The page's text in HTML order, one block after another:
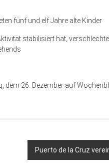
fünf und elf Jahre alte Kinder
stabilisiert hat,
dem 26. Dezember auf
Puerto de la Cruz